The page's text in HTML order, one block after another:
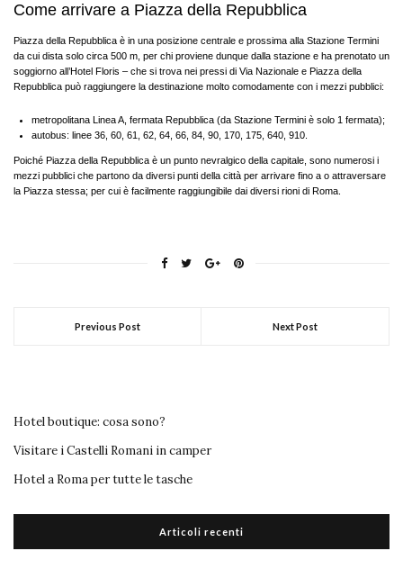
Come arrivare a Piazza della Repubblica
Piazza della Repubblica è in una posizione centrale e prossima alla Stazione Termini
da cui dista solo circa 500 m, per chi proviene dunque dalla stazione e ha prenotato un
soggiorno all’Hotel Floris – che si trova nei pressi di Via Nazionale e Piazza della
Repubblica può raggiungere la destinazione molto comodamente con i mezzi pubblici:
metropolitana Linea A, fermata Repubblica (da Stazione Termini è solo 1 fermata);
autobus: linee 36, 60, 61, 62, 64, 66, 84, 90, 170, 175, 640, 910.
Poiché Piazza della Repubblica è un punto nevralgico della capitale, sono numerosi i
mezzi pubblici che partono da diversi punti della città per arrivare fino a o attraversare
la Piazza stessa; per cui è facilmente raggiungibile dai diversi rioni di Roma.
Previous Post Next Post
Hotel boutique: cosa sono?
Visitare i Castelli Romani in camper
Hotel a Roma per tutte le tasche
Articoli recenti